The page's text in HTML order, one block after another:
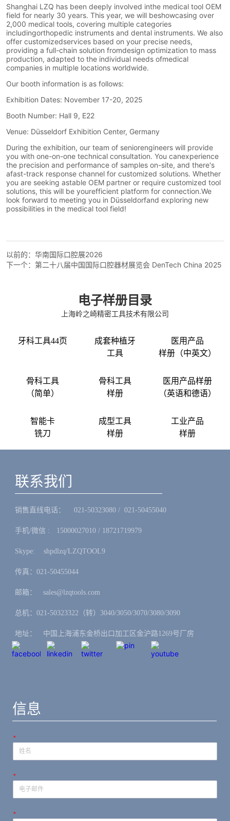
以前的：华南国际口腔展2026
下一个： 第二十八届中国国际口腔器材展览会 DenTech China 2025
电子样册目录
上海岭之崎精密工具技术有限公司
牙科工具44页
成套种植牙
工具
医用产品
样册（中英文）
骨科工具
（简单）
骨科工具
样册
医用产品样册
（英语和德语）
智能卡
铣刀
成型工具
样册
工业产品
样册
联系我们
销售直线电话：ㅤ 021-50323080 / 021-50455040
手机/微信 :ㅤ15000027010 / 18721719979
Skype: ㅤshpdlzq/LZQTOOL9
传真：021-50455044
邮箱：ㅤsales@lzqtools.com
总机：021-50323322（转）3040/3050/3070/3080/3090
地址：ㅤ中国上海浦东金桥出口加工区金沪路1269号厂房
信息
*
*
*